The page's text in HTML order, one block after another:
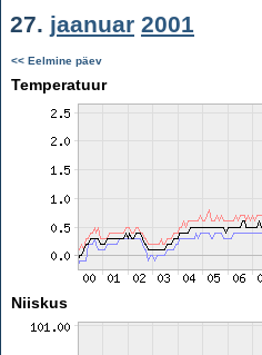
27. jaanuar 2001
<< Eelmine päev
Temperatuur
Niiskus